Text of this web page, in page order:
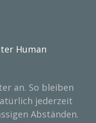
Human
an. So bleiben
jederzeit
Abständen.